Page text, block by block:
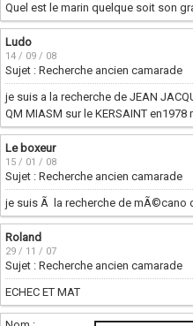
Quel est le marin quelque soit son
Ludo
14 / 09 / 08
Sujet : Recherche ancien camarade
je suis a la recherche de JEAN
QM MIASM sur le KERSAINT en1978
Le boxeur
15 / 01 / 08
Sujet : Recherche ancien camarade
je suis Ã la recherche de mÃ©cano
Roland
29 / 11 / 07
Sujet : Recherche ancien camarade
ECHEC ET MAT